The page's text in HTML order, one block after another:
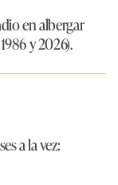
en albergar
y 2026).
a la vez: